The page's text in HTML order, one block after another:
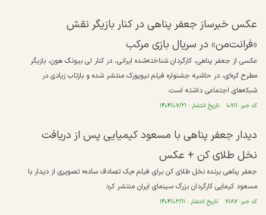
عکس خبرساز جعفر پناهی در کنار بازیگر نقش
«فرانت‌من» در سریال بازی مرکب
عکسی از جعفر پناهی، کارگردان شناخته‌شده ایرانی، در کنار لی بیونگ هون، بازیگر
مطرح کره‌ای، در حاشیه جشنواره فیلم نیویورک منتشر شده و بازتاب زیادی در
شبکه‌های اجتماعی داشته است.
کد خبر: ۱۰۷۱۱ تاریخ انتشار : ۱۴۰۴/۰۷/۲۱
دیدار جعفر پناهی با مسعود کیمیایی پس از دریافت
نخل طلای کن + عکس
جعفر پناهی برنده نخل طلای کن برای فیلم «یک تصادف ساده» تصویری از دیدار با
مسعود کیمایی کارگردان بزرگ سینمای ایران منتشر کرد
کد خبر: ۷۱۸۷ تاریخ انتشار : ۱۴۰۴/۰۳/۱۱